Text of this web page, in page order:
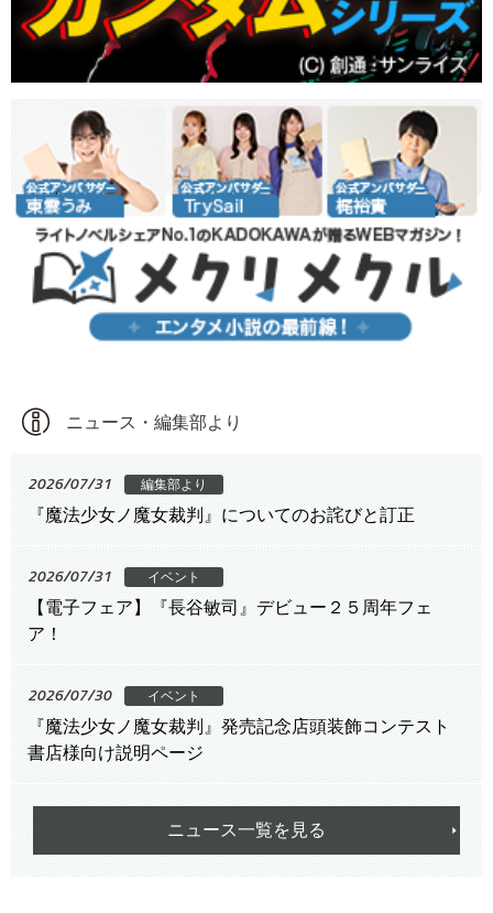
ニュース・編集部より
2026/07/31 編集部より
『魔法少女ノ魔女裁判』についてのお詫びと訂正
2026/07/31 イベント
【電子フェア】『長谷敏司』デビュー２５周年フェ
ア！
2026/07/30 イベント
『魔法少女ノ魔女裁判』発売記念店頭装飾コンテスト
書店様向け説明ページ
ニュース一覧を見る